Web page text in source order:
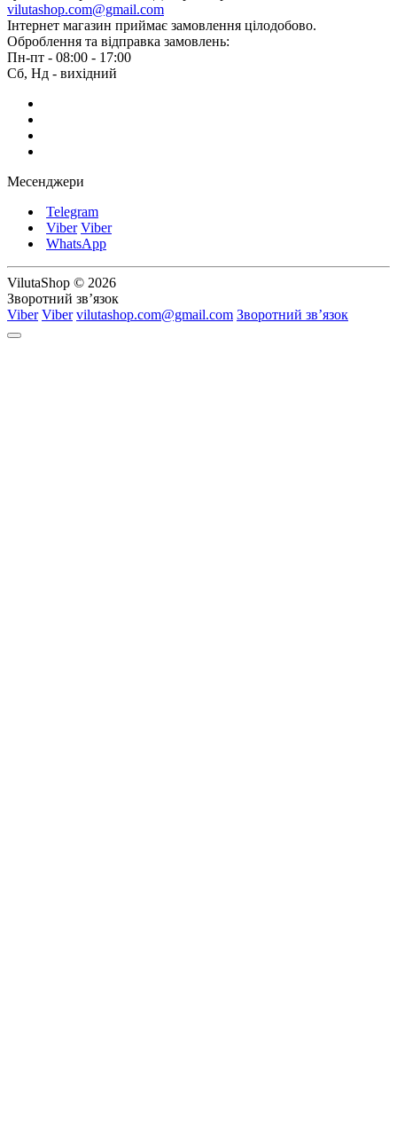
vilutashop.com@gmail.com
Інтернет магазин приймає замовлення цілодобово.
Оброблення та відправка замовлень:
Пн-пт - 08:00 - 17:00
Сб, Нд - вихідний
Месенджери
Telegram
Viber Viber
WhatsApp
VilutaShop © 2026
Зворотний зв’язок
Viber Viber vilutashop.com@gmail.com Зворотний зв’язок